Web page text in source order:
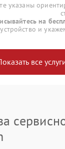
указаны
на
и
все